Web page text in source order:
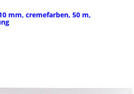
mm, cremefarben, 50 m,